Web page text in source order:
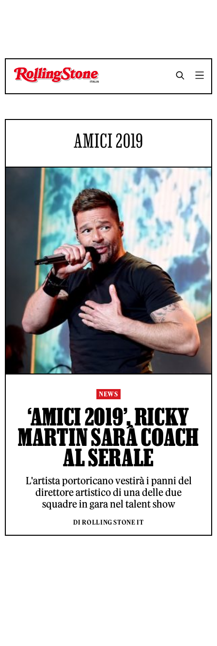
AMICI 2019
NEWS
‘AMICI 2019’, RICKY
MARTIN SARÀ COACH
AL SERALE
L'artista portoricano vestirà i panni del
direttore artistico di una delle due
squadre in gara nel talent show
DI ROLLING STONE IT